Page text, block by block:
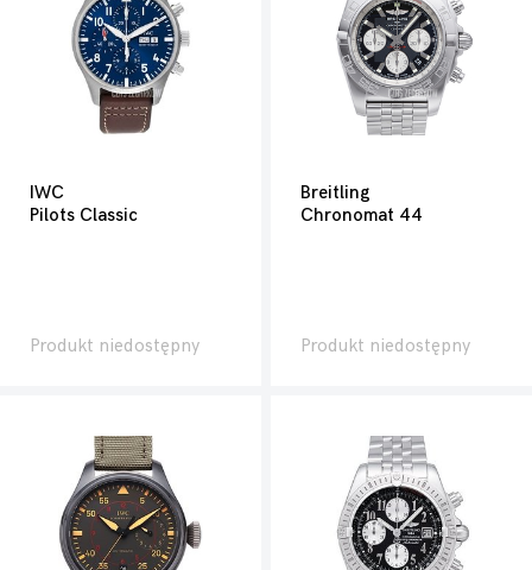
IWC
Pilots Classic
Produkt niedostępny
Breitling
Chronomat 44
Produkt niedostępny